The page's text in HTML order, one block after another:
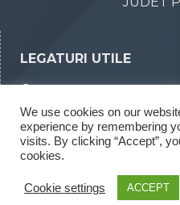
LEGATURI UTILE
Declaratii de interese
Rapoarte legea 52/
We use cookies on our
experience by remembering
visits. By clicking “Accept”,
cookies.
Cookie settings ACCEPT